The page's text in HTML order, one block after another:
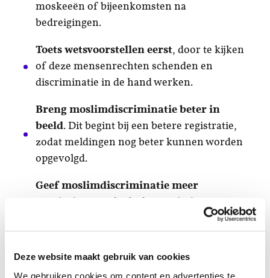
Deze website maakt gebruik van cookies
We gebruiken cookies om content en advertenties te
moskeeën of bijeenkomsten na
bedreigingen.
Toets wetsvoorstellen eerst, door te kijken
of deze mensenrechten schenden en
discriminatie in de hand werken.
Breng moslimdiscriminatie beter in
beeld. Dit begint bij een betere registratie,
zodat meldingen nog beter kunnen worden
opgevolgd.
Geef moslimdiscriminatie meer
moslimdiscriminatie zich verhoudt tot
bijvoorbeeld antisemitisme en anti-